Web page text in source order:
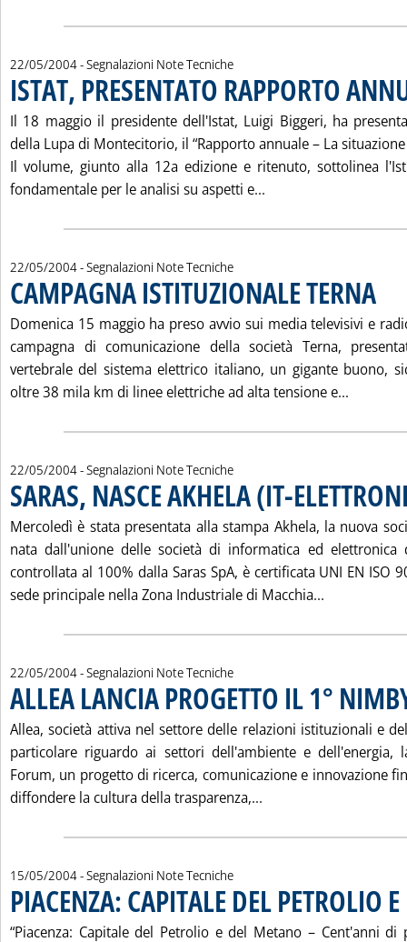
22/05/2004- Segnalazioni Note Tecniche
ISTAT, PRESENTATO RAPPORTO
Il 18 maggio il presidente dell'Istat, Luigi Biggeri, ha
della Lupa di Montecitorio, il “Rapporto annuale – La
Il volume, giunto alla 12a edizione e ritenuto, sottolinea
fondamentale per le analisi su aspetti e...
22/05/2004- Segnalazioni Note Tecniche
CAMPAGNA ISTITUZIONALE TERNA
Domenica 15 maggio ha preso avvio sui media televisivi e
campagna di comunicazione della società Terna,
vertebrale del sistema elettrico italiano, un gigante buono,
oltre 38 mila km di linee elettriche ad alta tensione e...
22/05/2004- Segnalazioni Note Tecniche
SARAS, NASCE AKHELA (IT-
Mercoledì è stata presentata alla stampa Akhela, la nuova
nata dall'unione delle società di informatica ed elettronica
controllata al 100% dalla Saras SpA, è certificata UNI EN ISO
sede principale nella Zona Industriale di Macchia...
22/05/2004- Segnalazioni Note Tecniche
ALLEA LANCIA PROGETTO IL 1°
Allea, società attiva nel settore delle relazioni istituzionali e
particolare riguardo ai settori dell'ambiente e dell'energia,
Forum, un progetto di ricerca, comunicazione e innovazione
diffondere la cultura della trasparenza,...
15/05/2004- Segnalazioni Note Tecniche
PIACENZA: CAPITALE DEL PETROLIO
“Piacenza: Capitale del Petrolio e del Metano – Cent'anni di